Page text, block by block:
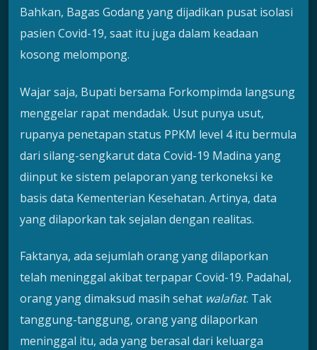
Bahkan, Bagas Godang yang dijadikan pusat isolasi
pasien Covid-19, saat itu juga dalam keadaan
kosong melompong.
Wajar saja, Bupati bersama Forkompimda langsung
menggelar rapat mendadak. Usut punya usut,
rupanya penetapan status PPKM level 4 itu bermula
dari silang-sengkarut data Covid-19 Madina yang
diinput ke sistem pelaporan yang terkoneksi ke
basis data Kementerian Kesehatan. Artinya, data
yang dilaporkan tak sejalan dengan realitas.
Faktanya, ada sejumlah orang yang dilaporkan
telah meninggal akibat terpapar Covid-19. Padahal,
orang yang dimaksud masih sehat walafiat. Tak
tanggung-tanggung, orang yang dilaporkan
meninggal itu, ada yang berasal dari keluarga